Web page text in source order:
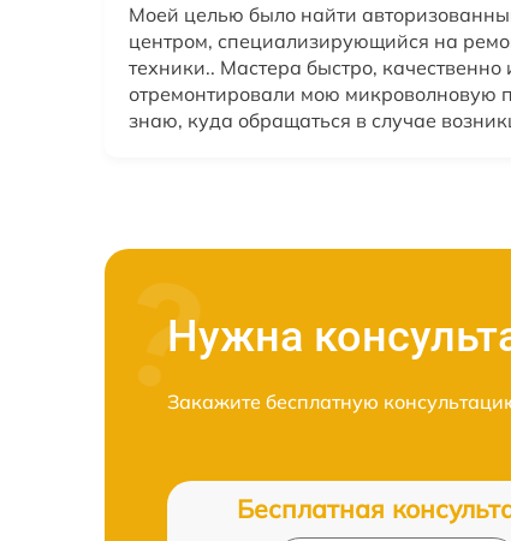
Моей целью было найти
центром, специализирующийся на
техники.. Мастера быстро, качественно
отремонтировали мою микроволновую
знаю, куда обращаться в случае
Нужна
Закажите бесплатную
Бесплатная